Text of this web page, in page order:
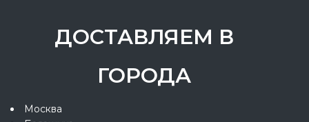
ДОСТАВЛЯЕМ В
ГОРОДА
Москва